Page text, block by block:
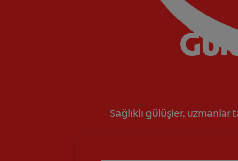
Sağlıklı gülüşler,